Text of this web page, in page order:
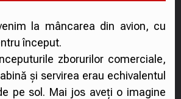
la mâncarea din avion, cu
început.
zborurilor comerciale,
și servirea erau echivalentul
pe sol. Mai jos aveți o imagine